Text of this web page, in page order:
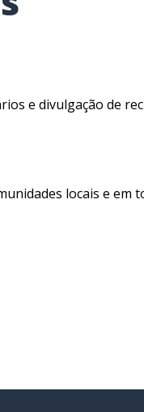
e divulgação de
locais e em